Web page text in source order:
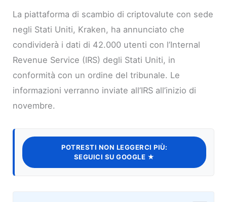
La piattaforma di scambio di criptovalute con sede
negli Stati Uniti, Kraken, ha annunciato che
condividerà i dati di 42.000 utenti con l’Internal
Revenue Service (IRS) degli Stati Uniti, in
conformità con un ordine del tribunale. Le
informazioni verranno inviate all’IRS all’inizio di
novembre.
POTRESTI NON LEGGERCI PIÙ:
SEGUICI SU GOOGLE ★